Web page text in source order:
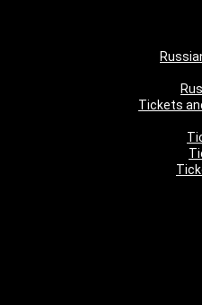
Tickets